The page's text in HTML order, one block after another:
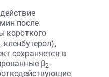
после
короткого
сохраняется в
β2-